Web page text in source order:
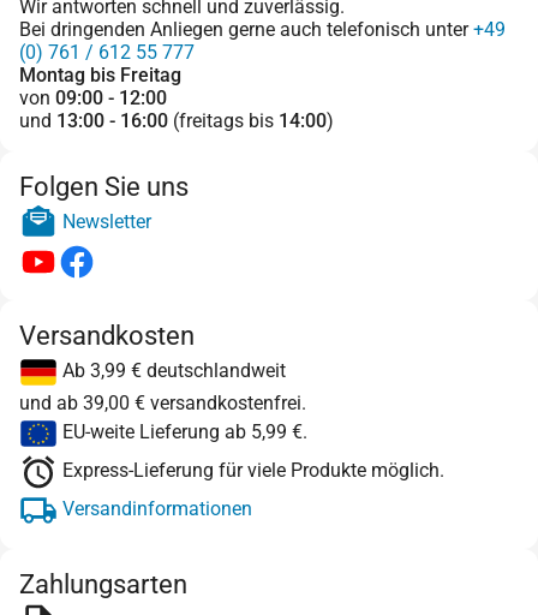
Wir antworten schnell und zuverlässig.
Bei dringenden Anliegen gerne auch telefonisch unter+49
(0) 761 / 612 55 777
Montag bis Freitag
von 09:00 - 12:00
und 13:00 - 16:00 (freitags bis 14:00)
Folgen Sie uns
Newsletter
Versandkosten
Ab 3,99 € deutschlandweit
und ab 39,00 € versandkostenfrei.
EU-weite Lieferung ab 5,99 €.
Express-Lieferung für viele Produkte möglich.
Versandinformationen
Zahlungsarten